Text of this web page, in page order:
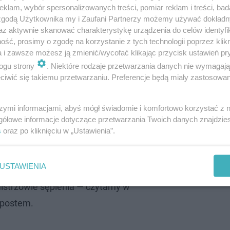
że się sprzedał
autentyczności i szczerości. W filmach, na których
i robił ich pod publikę. Dlatego wiele emocji
na Twitterze.Pochwalił się tam współpracą z firmą
Książula w komentarzach nie wstrzymywali się z
jednak youtubera w obronę, argumentując, że
sępienia — czytamy w
wybór spersonalizowanych treści, pomiar reklam i treści,
Użytkownika my i Zaufani Partnerzy możemy używać
aktywnie skanować charakterystykę urządzenia do celów
prosimy o zgodę na korzystanie z tych technologii poprzez
i zawsze możesz ją zmienić/wycofać klikając przycisk ustawień
strony
. Niektóre rodzaje przetwarzania danych nie
się takiemu przetwarzaniu. Preferencje będą miały
informacjami, abyś mógł świadomie i komfortowo korzystać z
informacje dotyczące przetwarzania Twoich danych
oraz po kliknięciu w „Ustawienia”.
USTAWIENIA